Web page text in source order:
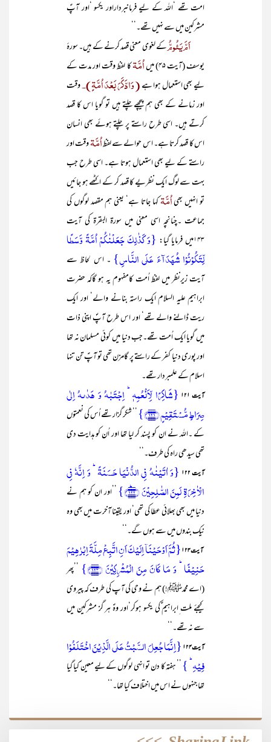
امت تھے ‘اللہ کے لیے فرمانبرداراور یکسو ‘اور آپؑ
مشرکین میں سے نہیں تھے۔‘‘
اَمَّ یَئُومُّکے لغوی معنی قصد کرنے کے ہیں۔ سورۂ
یوسف (آیت ۴۵) میں
اُمَّۃکا لفظ وقت اور مدت کے
لیے بھی استعمال ہوا ہے(وَادَّکَرَ بَعْدَ اُمَّۃٍ)۔وقت
اور زمانے کے بھی ہم پیچھے چلتے ہیں تو گویا اس کا قصد
کرتے ہیں۔ اسی طرح راستے پر چلتے ہوئے بھی انسان
اس کا قصد کرتا ہے۔ اس حوالے سے لفظاُمَّۃوقت اور
راستے کے لیے بھی استعمال ہوتا ہے۔ اسی طرح جب
بہت سے لوگ ایک نظریے کا قصد کر کے اکٹھے ہو جائیں
تو انہیں بھیاُمَّۃکہا جاتا ہے‘ یعنی ہم مقصد لوگوں کی
جماعت ۔چنانچہ اسی معنی میں سورۃ البقرۃ کی آیت
۱۴۳میں فرمایا گیا:
{وَ کَذٰلِکَ جَعَلۡنٰکُمۡ اُمَّۃً وَّسَطًا
لِّتَکُوۡنُوۡا شُہَدَآءَ عَلَی النَّاسِ} ۔ اس لحاظ سے
آیت زیرنظر میں لفظ اُمت کامفہوم یہ ہو گاکہ حضرت
ابراہیم علیہ السلام ایک راستہ بنانے والے‘ اور ایک
ریت ڈالنے والے تھے‘ اور اس طرح آپؐ اپنی ذات
میں گویا ایک اُمت تھے۔جب دنیا میں کوئی مسلمان نہ تھا
اور پوری دنیا کفر کے راستے پر گامزن تھی تو آپؑ تن تنہا
اسلام کے علمبردار تھے۔
آیت ۱۲۱
{شَاکِرًا لِّاَنۡعُمِہٖ ؕ اِجۡتَبٰہُ وَ ہَدٰىہُ اِلٰی
صِرَاطٍ مُّسۡتَقِیۡمٍ ﴿۱۲۱﴾}
’’ شکر گزار تھے اُس کی نعمتوں
کے ۔اللہ نے ان کو پسند کر لیا تھا اور اُن کو ہدایت دی
تھی سیدھی راہ کی طرف۔‘‘
آیت ۱۲۲
{وَ اٰتَیۡنٰہُ فِی الدُّنۡیَا حَسَنَۃً ؕ وَ اِنَّہٗ فِی
الۡاٰخِرَۃِ لَمِنَ الصّٰلِحِیۡنَ ﴿۱۲۲﴾ؕ}
’’اور ان کو ہم نے
دنیا میں بھی بھلائی عطا کی تھی‘ اور یقینا آخرت میں بھی وہ
نیک بندوں میں سے ہوں گے۔‘‘
آیت ۱۲۳
{ثُمَّ اَوۡحَیۡنَاۤ اِلَیۡکَ اَنِ اتَّبِعۡ مِلَّۃَ اِبۡرٰہِیۡمَ
حَنِیۡفًا ؕ وَ مَا کَانَ مِنَ الۡمُشۡرِکِیۡنَ ﴿۱۲۳﴾}
’’پھر
(اے محمدﷺ!) ہم نے وحی کی آپ کی طرف کہ پیروی
کیجئے ملت ِابراہیم ؑکی یکسو ہوکر‘اور وہؑ ہر گز مشرکین میں
سے نہ تھے۔‘‘
آیت ۱۲۴
{اِنَّمَا جُعِلَ السَّبۡتُ عَلَی الَّذِیۡنَ اخۡتَلَفُوۡا
فِیۡہِ ؕ } ’’ ہفتہ کا دن تو انہی لوگوں کے لیے معین ّکیا گیا
تھا جنہوں نے اس میں اختلاف کیا تھا۔‘‘